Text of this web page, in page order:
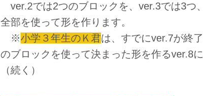
ver.2では2つのブロックを、ver.3では3つ
全部を使って形を作ります。
※小学３年生のＫ君は、すでにver.7が終
のブロックを使って決まった形を作るver.8
（続く）